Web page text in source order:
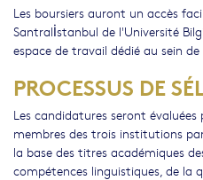
Les boursiers auront un accès
Santralİstanbul de l'Université
espace de travail dédié au sein de
PROCESSUS DE
Les candidatures seront
membres des trois institutions
la base des titres académiques
compétences linguistiques, de la